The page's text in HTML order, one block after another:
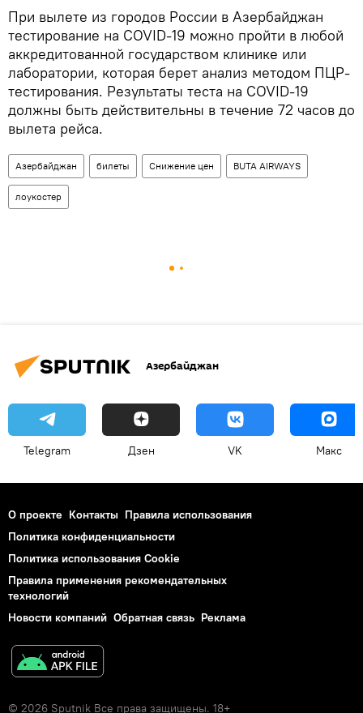
При вылете из городов России в Азербайджан
тестирование на COVID-19 можно пройти в любой
аккредитованной государством клинике или
лаборатории, которая берет анализ методом ПЦР-
тестирования. Результаты теста на COVID-19
должны быть действительны в течение 72 часов до
вылета рейса.
Азербайджан билеты Снижение цен BUTA AIRWAYS
лоукостер
Азербайджан
Telegram Дзен VK Макс
О проекте Контакты Правила использования
Политика конфиденциальности
Политика использования Cookie
Правила применения рекомендательных
технологий
Новости компаний Обратная связь Реклама
© 2026 Sputnik Все права защищены. 18+